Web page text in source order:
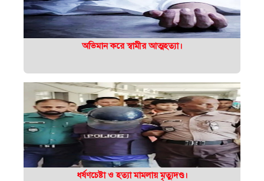
অভিমান করে স্বামীর আত্মহত্যা।
ধর্ষণচেষ্টা ও হত্যা মামলায় মৃত্যুদণ্ড।